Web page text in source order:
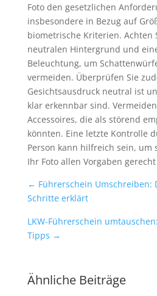
Foto den gesetzlichen
insbesondere in Bezug auf
biometrische Kriterien. Achten
neutralen Hintergrund und
Beleuchtung, um
vermeiden. Überprüfen Sie
Gesichtsausdruck neutral ist
klar erkennbar sind.
Accessoires, die als störend
könnten. Eine letzte Kontrolle
Person kann hilfreich sein, um
Ihr Foto allen Vorgaben
← Führerschein Umschreiben:
Schritte erklärt
LKW-Führerschein
Tipps →
Ähnliche Beiträge